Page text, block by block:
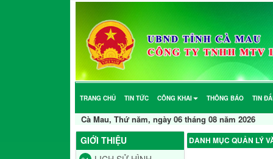
TRANG CHỦ TIN TỨC CÔNG KHAI THÔNG BÁO TIN
Cà Mau, Thứ năm, ngày 06 tháng 08 năm 2026
GIỚI THIỆU DANH MỤC QUẢN LÝ